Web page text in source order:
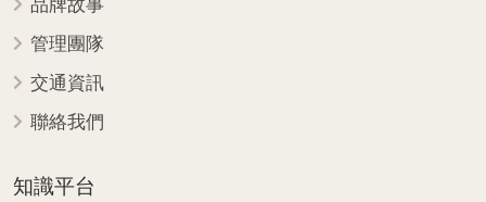
管理團隊
交通資訊
聯絡我們
知識平台